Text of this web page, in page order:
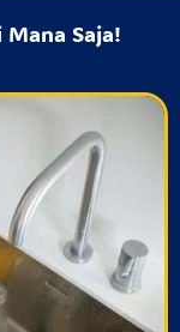
Mana Saja!